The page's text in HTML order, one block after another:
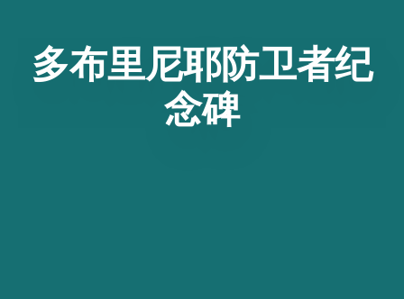
多布里尼耶防卫者纪
念碑